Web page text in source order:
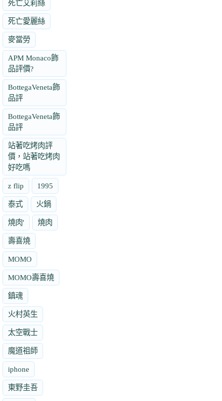
死亡艾莉絲
死亡愛麗絲
麥當勞
APM Monaco飾
品評價?
BottegaVeneta飾
品評
BottegaVeneta飾
品評
站著吃烤肉評
價，站著吃烤肉
好吃嗎
z flip 1995
泰式 火鍋
燒肉' 燒肉
壽喜燒
MOMO
MOMO壽喜燒
鎮魂
火村英生
太空戰士
魔道祖師
iphone
東野圭吾